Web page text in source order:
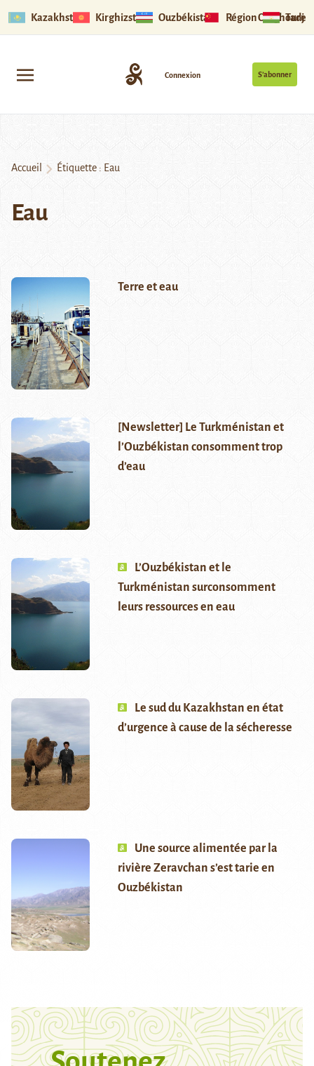
Kazakhstan Kirghizstan Ouzbékistan Région Ouïghoure
S’abonner
Connexion
Accueil Étiquette : Eau
Eau
Terre et eau
[Newsletter] Le Turkménistan et
l’Ouzbékistan consomment trop
d’eau
L’Ouzbékistan et le
Turkménistan surconsomment
leurs ressources en eau
Le sud du Kazakhstan en état
d’urgence à cause de la sécheresse
Une source alimentée par la
rivière Zeravchan s’est tarie en
Ouzbékistan